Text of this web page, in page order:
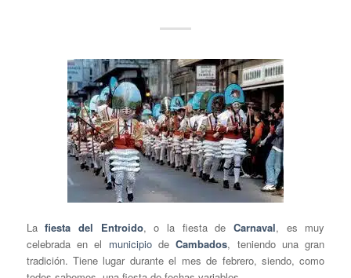
Lafiesta del Entroido, o la fiesta deCarnaval, es muy
celebrada en el municipiodeCambados, teniendo una gran
tradición. Tiene lugar durante el mes de febrero, siendo, como